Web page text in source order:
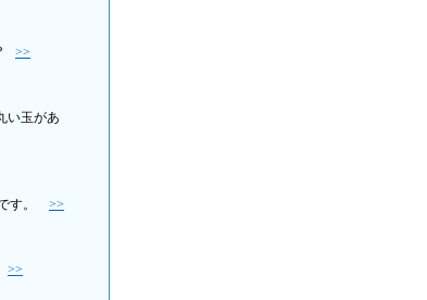
>>
い玉があ
す。 >>
>>